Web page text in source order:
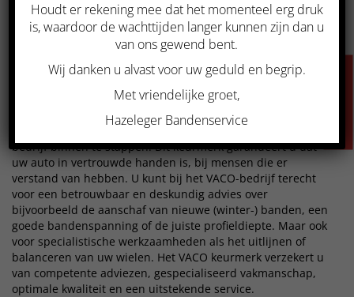
ALGEMENE
VOORWAARDEN
VACO GECERTIFICEERD
U maakt een juiste keuze door bij het VACO-gecertificeerd
bedrijf binnen te stappen. Dit keurmerk garandeert u dat
uw auto in vertrouwde handen is, bij mensen die er
verstand van hebben. U kunt bij het VACO-bedrijf terecht
voor een betrouwbaar en deskundig advies over
bijvoorbeeld de aanschaf van nieuwe (winter-) banden, een
goede bandenspanning of de juiste profieldiepte. Maar ook
voor specialistische werkzaamheden als het uitlijnen of
balanceren van uw wielen. Het VACO keurmerk verzekert u
van competente adviezen, gespecialiseerd vakmanschap,
optimale kwaliteit en een uitstekende service.
Houdt er rekening mee dat het momenteel erg druk
is, waardoor de wachttijden langer kunnen zijn dan u
van ons gewend bent.
Wij danken u alvast voor uw geduld en begrip.
Met vriendelijke groet,
Hazeleger Bandenservice